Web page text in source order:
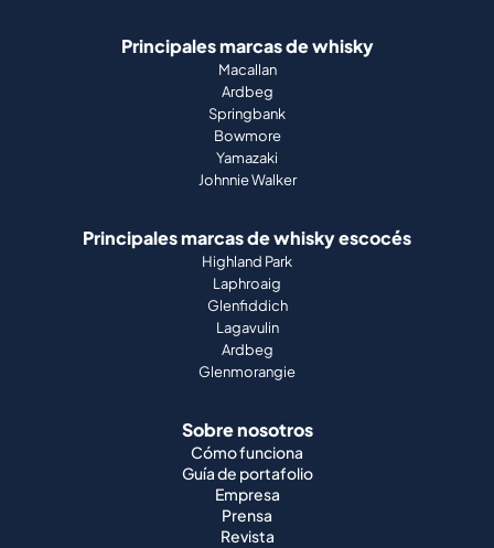
Principales marcas de whisky
Macallan
Ardbeg
Springbank
Bowmore
Yamazaki
Johnnie Walker
Principales marcas de whisky escocés
Highland Park
Laphroaig
Glenfiddich
Lagavulin
Ardbeg
Glenmorangie
Sobre nosotros
Cómo funciona
Guía de portafolio
Empresa
Prensa
Revista